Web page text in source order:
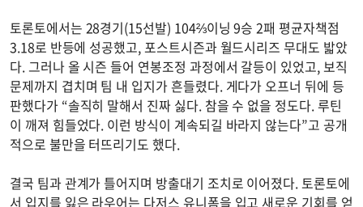
토론토에서는 28경기(15선발) 104⅔이닝 9승 2패 평균자책점
3.18로 반등에 성공했고, 포스트시즌과 월드시리즈 무대도 밟았
다. 그러나 올 시즌 들어 연봉조정 과정에서 갈등이 있었고, 보직
문제까지 겹치며 팀 내 입지가 흔들렸다. 게다가 오프너 뒤에 등
판했다가 “솔직히 말해서 진짜 싫다. 참을 수 없을 정도다. 루틴
이 깨져 힘들었다. 이런 방식이 계속되길 바라지 않는다”고 공개
적으로 불만을 터뜨리기도 했다.
결국 팀과 관계가 틀어지며 방출대기 조치로 이어졌다. 토론토에
서 입지를 잃은 라우어는 다저스 유니폼을 입고 새로운 기회를 얻